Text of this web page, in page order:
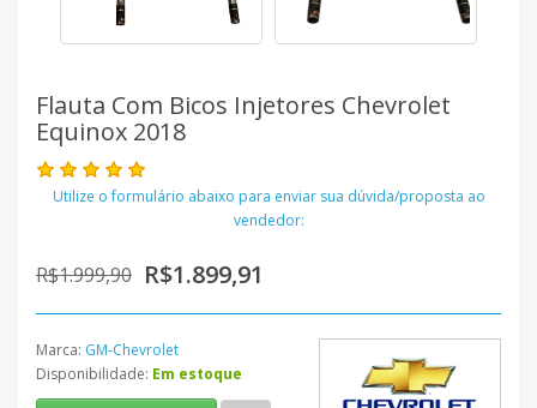
Flauta Com Bicos Injetores Chevrolet
Equinox 2018
Utilize o formulário abaixo para enviar sua dúvida/proposta ao
vendedor:
R$1.999,90 R$1.899,91
Marca: GM-Chevrolet
Disponibilidade: Em estoque